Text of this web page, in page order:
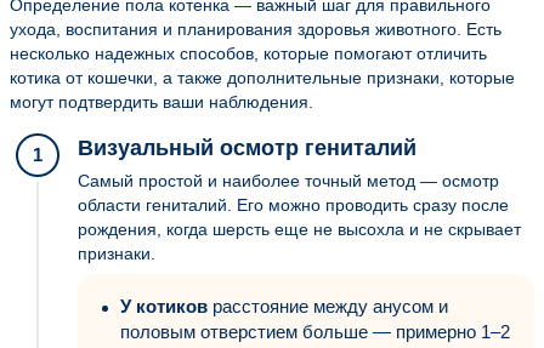
Определение пола котенка — важный шаг для правильного
ухода, воспитания и планирования здоровья животного. Есть
несколько надежных способов, которые помогают отличить
котика от кошечки, а также дополнительные признаки, которые
могут подтвердить ваши наблюдения.
1 Визуальный осмотр гениталий
Самый простой и наиболее точный метод — осмотр
области гениталий. Его можно проводить сразу после
рождения, когда шерсть еще не высохла и не скрывает
признаки.
У котиков расстояние между анусом и
половым отверстием больше — примерно 1–2